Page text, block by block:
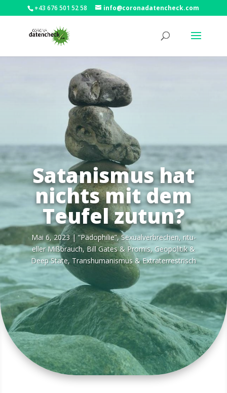
+43 676 501 52 58 info@coronadatencheck.com
Satanismus hat
nichts mit dem
Teufel zutun?
Mai 6, 2023| “Pädo­phi­lie”, Sexu­al­ver­bre­chen, ritu­
el­ler Miß­brauch, Bill Gates & Pro­mis, Geo­po­li­tik &
Deep Sta­te, Trans­hu­ma­nis­mus & Extraterrestrisch